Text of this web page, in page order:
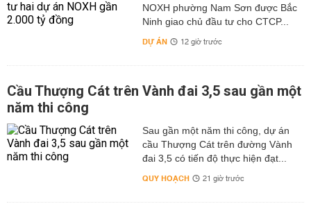
NOXH phường Nam Sơn được Bắc
Ninh giao chủ đầu tư cho CTCP...
DỰ ÁN 12 giờ trước
Cầu Thượng Cát trên Vành đai 3,5 sau gần một
năm thi công
Sau gần một năm thi công, dự án
cầu Thượng Cát trên đường Vành
đai 3,5 có tiến độ thực hiện đạt...
QUY HOẠCH 21 giờ trước